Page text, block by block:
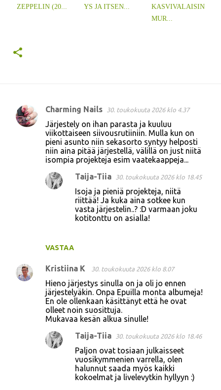
ZEPPELIN (20... YS JA ITSEN...
KASVIVALAISIN
MUR...
K
Charming Nails 30. toukokuuta 2026 klo 4.37
Järjestely on ihan parasta ja kuuluu
viikottaiseen siivousrutiiniin. Mulla kun on
pieni asunto niin sekasorto syntyy helposti
niin aina pitää järjestellä, välillä on just niitä
isompia projekteja esim vaatekaappeja...
VASTAA
Taija-Tiia 30. toukokuuta 2026 klo 18.45
Isoja ja pieniä projekteja, niitä
riittää! Ja kuka aina sotkee kun
vasta järjestelin..? :D varmaan joku
kotitonttu on asialla!
Kristiina K 30. toukokuuta 2026 klo 8.07
Hieno järjestys sinulla on ja oli jo ennen
järjestelyäkin. Onpa Epuilla monta albumeja!
En ole ollenkaan käsittänyt että he ovat
olleet noin suosittuja.
Mukavaa kesän alkua sinulle!
Taija-Tiia 30. toukokuuta 2026 klo 18.46
Paljon ovat tosiaan julkaisseet
vuosikymmenien varrella, olen
halunnut saada myös kaikki
kokoelmat ja livelevytkin hyllyyn :)